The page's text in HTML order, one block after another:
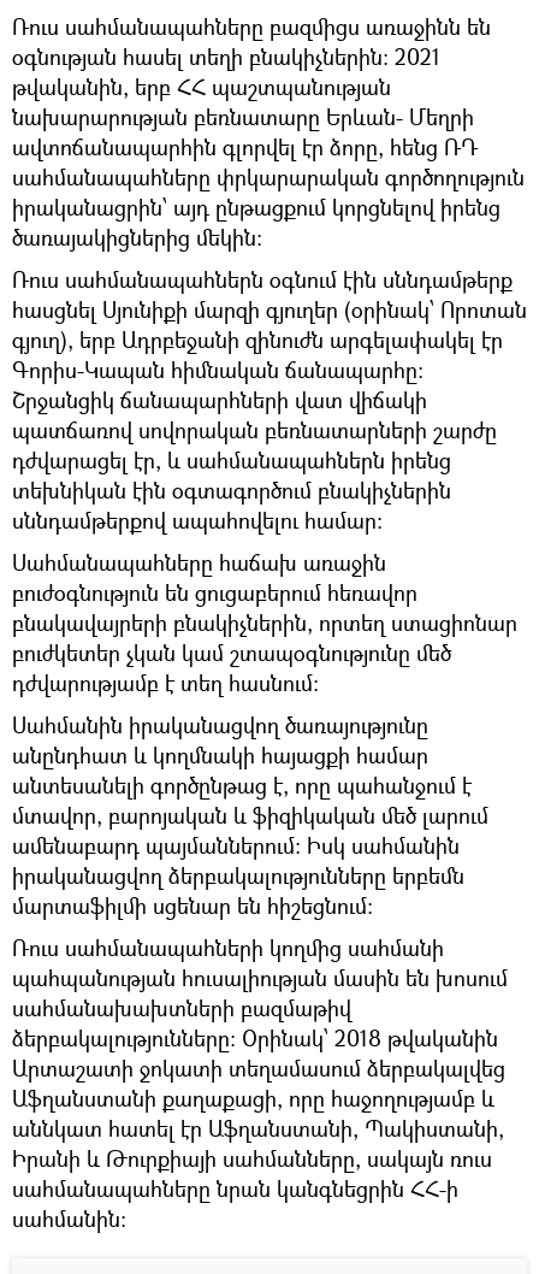
Ռուս սահմանապահները բազմիցս առաջինն են
օգնության հասել տեղի բնակիչներին։ 2021
թվականին, երբ ՀՀ պաշտպանության
նախարարության բեռնատարը Երևան- Մեղրի
ավտոճանապարհին գլորվել էր ձորը, հենց ՌԴ
սահմանապահները փրկարարական գործողություն
իրականացրին՝ այդ ընթացքում կորցնելով իրենց
ծառայակիցներից մեկին։
Ռուս սահմանապահներն օգնում էին սննդամթերք
հասցնել Սյունիքի մարզի գյուղեր (օրինակ՝ Որոտան
գյուղ), երբ Ադրբեջանի զինուժն արգելափակել էր
Գորիս-Կապան հիմնական ճանապարհը։
Շրջանցիկ ճանապարհների վատ վիճակի
պատճառով սովորական բեռնատարների շարժը
դժվարացել էր, և սահմանապահներն իրենց
տեխնիկան էին օգտագործում բնակիչներին
սննդամթերքով ապահովելու համար։
Սահմանապահները հաճախ առաջին
բուժօգնություն են ցուցաբերում հեռավոր
բնակավայրերի բնակիչներին, որտեղ ստացիոնար
բուժկետեր չկան կամ շտապօգնությունը մեծ
դժվարությամբ է տեղ հասնում։
Սահմանին իրականացվող ծառայությունը
անընդհատ և կողմնակի հայացքի համար
անտեսանելի գործընթաց է, որը պահանջում է
մտավոր, բարոյական և ֆիզիկական մեծ լարում
ամենաբարդ պայմաններում։ Իսկ սահմանին
իրականացվող ձերբակալությունները երբեմն
մարտաֆիլմի սցենար են հիշեցնում։
Ռուս սահմանապահների կողմից սահմանի
պահպանության հուսալիության մասին են խոսում
սահմանախախտների բազմաթիվ
ձերբակալությունները։ Օրինակ՝ 2018 թվականին
Արտաշատի ջոկատի տեղամասում ձերբակալվեց
Աֆղանստանի քաղաքացի, որը հաջողությամբ և
աննկատ հատել էր Աֆղանստանի, Պակիստանի,
Իրանի և Թուրքիայի սահմանները, սակայն ռուս
սահմանապահները նրան կանգնեցրին ՀՀ-ի
սահմանին։